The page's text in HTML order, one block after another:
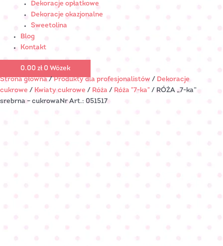
Dekoracje opłatkowe
Dekoracje okazjonalne
Sweetolina
Blog
Kontakt
0.00 zł 0 Wózek
Strona główna / Produkty dla profesjonalistów / Dekoracje
cukrowe / Kwiaty cukrowe / Róża / Róża "7-ka" / RÓŻA „7-ka”
srebrna – cukrowaNr Art.: 051517